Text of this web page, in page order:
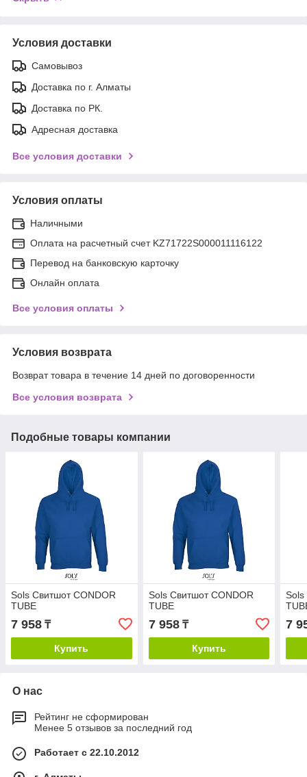
Условия доставки
Самовывоз
Доставка по г. Алматы
Доставка по РК.
Адресная доставка
Все условия доставки
Условия оплаты
Наличными
Оплата на расчетный счет KZ71722S000011116122
Перевод на банковскую карточку
Онлайн оплата
Все условия оплаты
Условия возврата
Возврат товара в течение 14 дней по договоренности
Все условия возврата
Подобные товары компании
Sols Свитшот CONDOR
TUBE
7 958 ₸
Купить
Sols Свитшот CONDOR
TUBE
7 958₸
Купить
Sols
7
О нас
Рейтинг не сформирован
Менее 5 отзывов за последний год
Работает с 22.10.2012